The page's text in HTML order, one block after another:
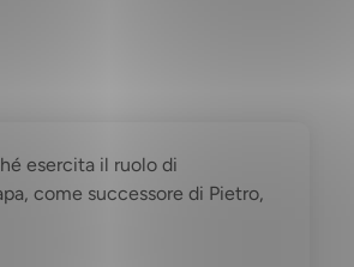
esercita il ruolo di
come successore di Pietro,